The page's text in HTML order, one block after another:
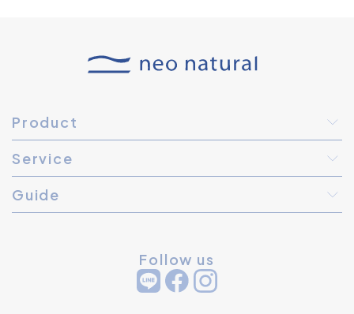
Product
Service
Guide
Follow us